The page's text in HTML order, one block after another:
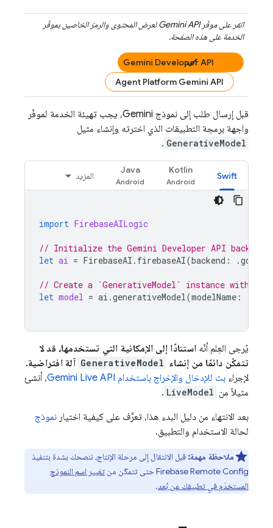
انقر على موفّرGemini APIلعرض المحتوى والرمز الخاصين بموفّر
الخدمة على هذه الصفحة.
Gemini Developer API
Agent Platform Gemini API
قبل إرسال طلب إلى نموذج Gemini، يجب تهيئة الخدمة لموفّر
واجهة برمجة التطبيقات الذي اخترته وإنشاء مثيل
GenerativeModel
.
Swift
Kotlin
Java
المزيد
import FirebaseAILogic
// Initialize the Gemini Developer API backend
let ai = FirebaseAI . firebaseAI(backend : .
// Create a `GenerativeModel` instance with a
let model = ai .generativeModel(modelName :
يُرجى العِلم أنّه استنادًا إلى الإمكانية التي تستخدمها، قد لا
تتمكّن دائمًا من إنشاء GenerativeModel آلة افتراضية.
لإجراء بث للإدخال والإخراج باستخدام Gemini Live API، أنشئ
مثيلاً من LiveModel
.
بعد الانتهاء من دليل البدء هذا، تعرَّف على كيفية اختيار نموذج
لحالة الاستخدام والتطبيق.
ملاحظة مهمة: قبل الانتقال إلى مرحلة الإنتاج، ننصحك بشدة بتنفيذ
Firebase Remote Configحتى تتمكّن من تغيير اسم النموذج
المستخدَم في تطبيقك عن بُعد.